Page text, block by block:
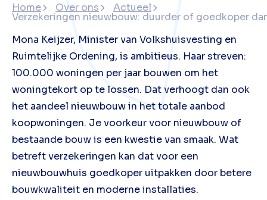
Home Over ons Actueel
Verzekeringen nieuwbouw: duurder of goedkoper
Mona Keijzer, Minister van Volkshuisvesting en
Ruimtelijke Ordening, is ambitieus. Haar streven:
100.000 woningen per jaar bouwen om het
woningtekort op te lossen. Dat verhoogt dan ook
het aandeel nieuwbouw in het totale aanbod
koopwoningen. Je voorkeur voor nieuwbouw of
bestaande bouw is een kwestie van smaak. Wat
betreft verzekeringen kan dat voor een
nieuwbouwhuis goedkoper uitpakken door betere
bouwkwaliteit en moderne installaties.